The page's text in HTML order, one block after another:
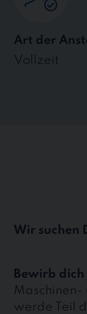
Art der
Vollzeit
Wir suchen
Bewirb dich
Maschinen-
werde Teil